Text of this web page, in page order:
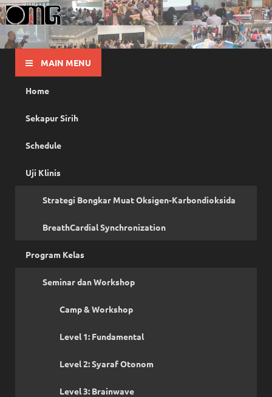
OMG
Pusat Pelatihan Olah Napas Modern
MAIN MENU
Home
Sekapur Sirih
Schedule
Uji Klinis
Strategi Bongkar Muat Oksigen-Karbondioksida
BreathCardial Synchronization
Program Kelas
Seminar dan Workshop
Camp & Workshop
Level 1: Fundamental
Level 2: Syaraf Otonom
Level 3: Brainwave